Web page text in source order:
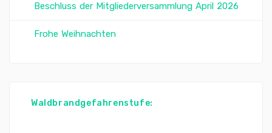
Beschluss der Mitgliederversammlung April 2026
Frohe Weihnachten
Waldbrandgefahrenstufe: